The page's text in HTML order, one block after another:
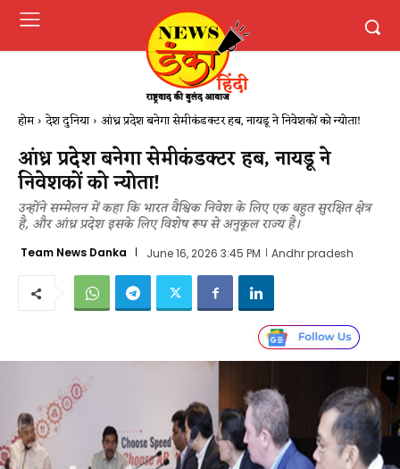
होम देश दुनिया आंध्र प्रदेश बनेगा सेमीकंडक्टर हब, नायडू ने निवेशकों को न्योता!
आंध्र प्रदेश बनेगा सेमीकंडक्टर हब, नायडू ने
निवेशकों को न्योता!
उन्होंने सम्मेलन में कहा कि भारत वैश्विक निवेश के लिए एक बहुत सुरक्षित क्षेत्र
है, और आंध्र प्रदेश इसके लिए विशेष रूप से अनुकूल राज्य है।
Team News Danka June 16, 2026 3:45 PM Andhr pradesh